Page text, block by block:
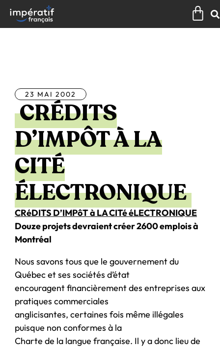
contenu
23 MAI 2002
CRÉDITS
D’IMPÔT À LA
CITÉ
ÉLECTRONIQUE
CRéDITS D’IMPôT à LA CITé éLECTRONIQUE
Douze projets devraient créer 2600 emplois à
Montréal
Nous savons tous que le gouvernement du
Québec et ses sociétés d’état
encouragent financièrement des entreprises aux
pratiques commerciales
anglicisantes, certaines fois même illégales
puisque non conformes à la
Charte de la langue française. Il y a donc lieu de